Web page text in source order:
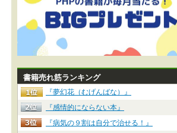
書籍売れ筋ランキング
『夢幻花（むげんばな）』
『感情的にならない本』
『病気の９割は自分で治せる！』